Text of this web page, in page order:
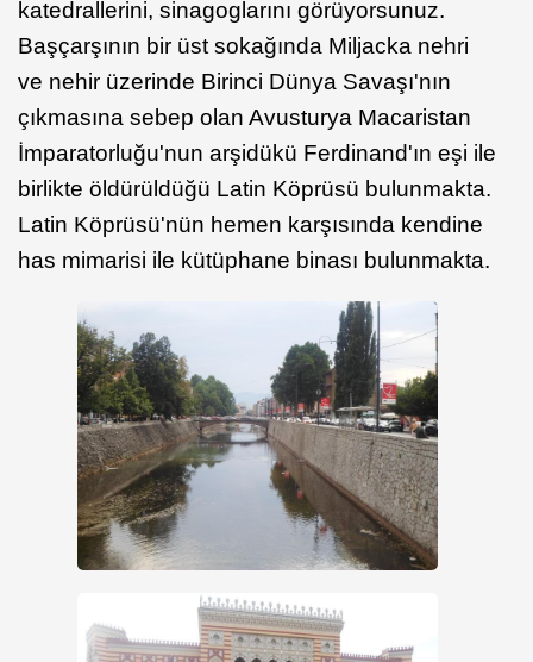
katedrallerini, sinagoglarını görüyorsunuz.
Başçarşının bir üst sokağında Miljacka nehri
ve nehir üzerinde Birinci Dünya Savaşı'nın
çıkmasına sebep olan Avusturya Macaristan
İmparatorluğu'nun arşidükü Ferdinand'ın eşi ile
birlikte öldürüldüğü Latin Köprüsü bulunmakta.
Latin Köprüsü'nün hemen karşısında kendine
has mimarisi ile kütüphane binası bulunmakta.